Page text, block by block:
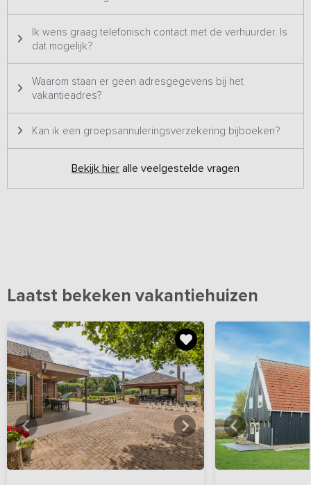
Ik wens graag telefonisch contact met de verhuurder. Is
dat mogelijk?
Waarom staan er geen adresgegevens bij het
vakantieadres?
Kan ik een groepsannuleringsverzekering bijboeken?
Bekijk hier alle veelgestelde vragen
Laatst bekeken vakantiehuizen
Bekijkhieralle foto's Bekijk